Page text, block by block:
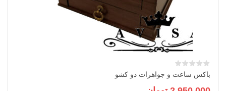
باکس ساعت و جواهرات دو کشو